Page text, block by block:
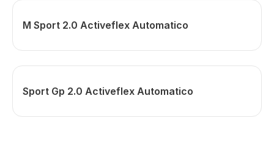
M Sport 2.0 Activeflex Automatico
Sport Gp 2.0 Activeflex Automatico